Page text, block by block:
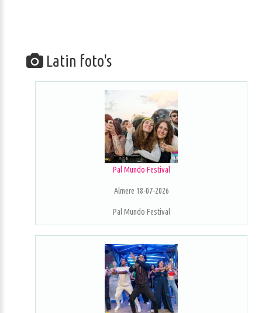
Latin foto's
Pal Mundo Festival
Almere 18-07-2026
Pal Mundo Festival